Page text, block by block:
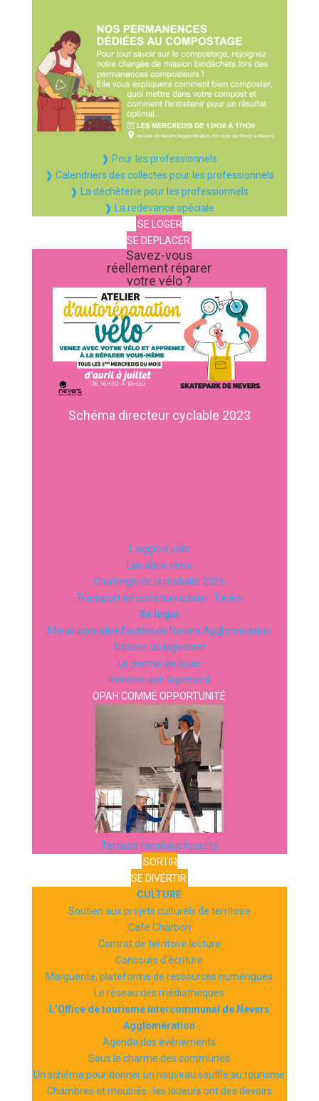
❱ Pour les professionnels
❱ Calendriers des collectes pour les professionnels
❱ La déchèterie pour les professionnels
❱ La redevance spéciale
SE LOGER
SE DEPLACER
Savez-vous
réellement réparer
votre vélo ?
Schéma directeur cyclable 2023
L’agglo à vélo
Les abris vélos
Challenge de la mobilité 2026
Transport en commun urbain : Taneo
Se loger
Mieux connaitre l’action de Nevers Agglomération
Trouver un logement
Le permis de louer
Rénover son logement
OPAH COMME OPPORTUNITÉ
Terrains familiaux locatifs
SORTIR
SE DIVERTIR
CULTURE
Soutien aux projets culturels de territoire
Café Charbon
Contrat de territoire lecture
Concours d’écriture
Marguerite, plateforme de ressources numériques
Le réseau des médiathèques
L’Office de tourisme intercommunal de Nevers
Agglomération
Agenda des événements
Sous le charme des communes
Un schéma pour donner un nouveau souffle au tourisme
Chambres et meublés : les loueurs ont des devoirs